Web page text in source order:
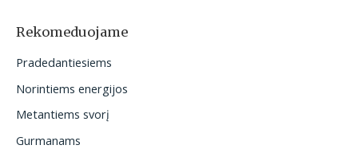
o
:
Rekomeduojame
Pradedantiesiems
Norintiems energijos
Metantiems svorį
Gurmanams